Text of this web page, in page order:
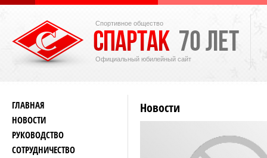
Спортивное общество
Официальный юбилейный сайт
ГЛАВНАЯ
НОВОСТИ
РУКОВОДСТВО
СОТРУДНИЧЕСТВО
Новости